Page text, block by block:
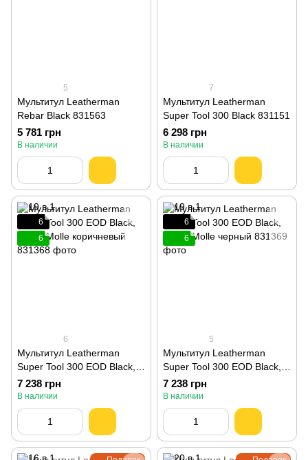
5
Мультитул Leatherman
Rebar Black 831563
5 781 грн
В наличии
7
Мультитул Leatherman
Super Tool 300 Black 831151
6 298 грн
В наличии
6
6
6
Мультитул Leatherman
Super Tool 300 EOD Black,
чехол Molle коричневый
831368
7 238 грн
В наличии
6
6
5
Мультитул Leatherman
Super Tool 300 EOD Black,
чехол Molle черный 831369
7 238 грн
В наличии